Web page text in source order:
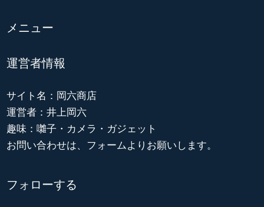
メニュー
運営者情報
サイト名：岡六商店
運営者：井上岡六
趣味：囃子・カメラ・ガジェット
お問い合わせは、フォームよりお願いします。
フォローする